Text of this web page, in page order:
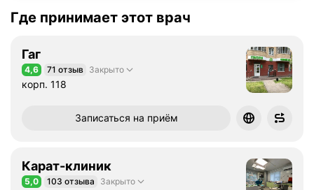
Где принимает этот врач
Гаг
Рейтинг 4,6 из 5
4,6 71 отзыв Закрыто
корп. 118
Записаться на приём
Карат-клиник
Рейтинг 5,0 из 5
5,0 103 отзыва Закрыто